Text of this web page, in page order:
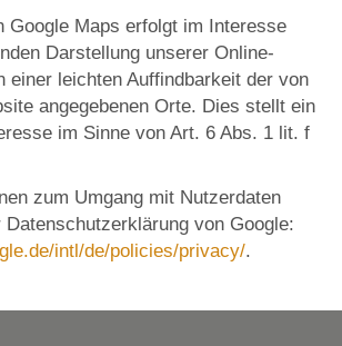
Google Maps erfolgt im Interesse
Darstellung unserer Online-
einer leichten Auffindbarkeit der von
angegebenen Orte. Dies stellt ein
im Sinne von Art. 6 Abs. 1 lit. f
zum Umgang mit Nutzerdaten
von Google:
intl/de/policies/privacy/.